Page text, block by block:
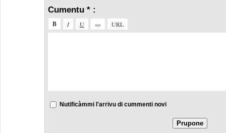
Cumentu * :
Nutificàmmi l'arrivu di cummenti novi